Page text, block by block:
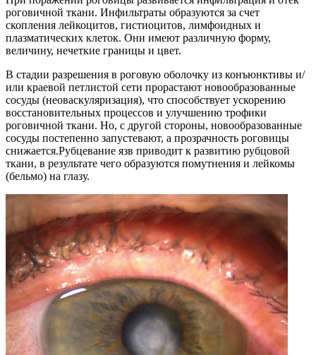
роговичной ткани. Инфильтраты образуются за счет
скопления лейкоцитов, гистиоцитов, лимфоидных и
плазматических клеток. Они имеют различную форму,
величину, нечеткие границы и цвет.
В стадии разрешения в роговую оболочку из конъюнктивы и/
или краевой петлистой сети прорастают новообразованные
сосуды (неоваскуляризация), что способствует ускорению
восстановительных процессов и улучшению трофики
роговичной ткани. Но, с другой стороны, новообразованные
сосуды постепенно запустевают, а прозрачность роговицы
снижается.Рубцевание язв приводит к развитию рубцовой
ткани, в результате чего образуются помутнения и лейкомы
(бельмо) на глазу.